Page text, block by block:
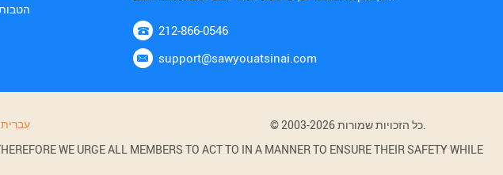
212-866-0546
support@sawyouatsinai.com
עִברִית
WE URGE ALL MEMBERS TO ACT TO IN A MANNER TO ENSURE THEIR SAFETY WHILE